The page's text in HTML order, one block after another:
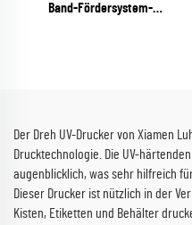
Band-Fördersystem-
Der Dreh UV-Drucker von Xiamen
Drucktechnologie. Die UV-
augenblicklich, was sehr hilfreich
Dieser Drucker ist nützlich in der
Kisten, Etiketten und Behälter